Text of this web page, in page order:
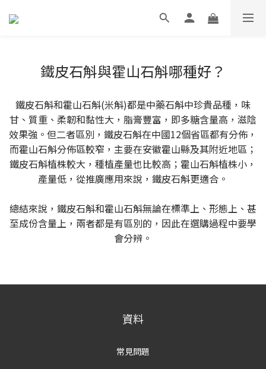
鐵皮石斛與霍山石斛哪種好？
鐵皮石斛和霍山石斛(米斛)都是中藥石斛中珍貴品種，味
甘、質重、柔韌和黏性大，脂膏豐富，即多糖含量高，滋陰
效果強。但二者區別，鐵皮石斛在中國12個省區都有分佈，
而霍山石斛分佈區較窄，主要在安徽霍山縣及其附近地區；
鐵皮石斛植株較大，種植產量也比較高；霍山石斛植株小，
產量低，從推廣應用來說，鐵皮石斛更適合。
總結來說，鐵皮石斛和霍山石斛無論在標準上、形態上、甚
至成份含量上，兩者都是有區別的，因此在選購過程中要學
會分辨。
資料
常見問題